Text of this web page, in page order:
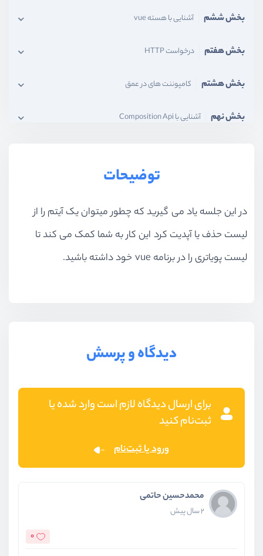
بخش ششم آشنایی با هسته vue
بخش هفتم درخواست HTTP
بخش هشتم کامپوننت های در عمق
بخش نهم آشنایی با Composition Api
توضیحات
در این جلسه یاد می گیرید که چطور میتوان یک آیتم را از
لیست حذف یا آپدیت کرد این کار به شما کمک می کند تا
لیست پویاتری را در برنامه vue خود داشته باشید.
دیدگاه و پرسش
برای ارسال دیدگاه لازم است وارد شده یا
ثبت‌نام کنید
ورود یا ثبت‌نام
محمدحسین حاتمی
2 سال پیش
0